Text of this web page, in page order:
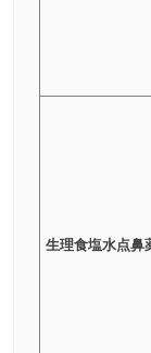
生理食塩水点鼻